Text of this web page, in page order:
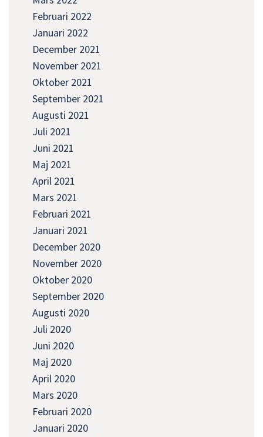
Februari 2022
Januari 2022
December 2021
November 2021
Oktober 2021
September 2021
Augusti 2021
Juli 2021
Juni 2021
Maj 2021
April 2021
Mars 2021
Februari 2021
Januari 2021
December 2020
November 2020
Oktober 2020
September 2020
Augusti 2020
Juli 2020
Juni 2020
Maj 2020
April 2020
Mars 2020
Februari 2020
Januari 2020